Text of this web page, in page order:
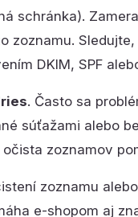
schránka).
zoznamu. Sledujte,
DKIM, SPF
. Často sa
súťažami alebo
zoznamov
zoznamu
e-shopom aj